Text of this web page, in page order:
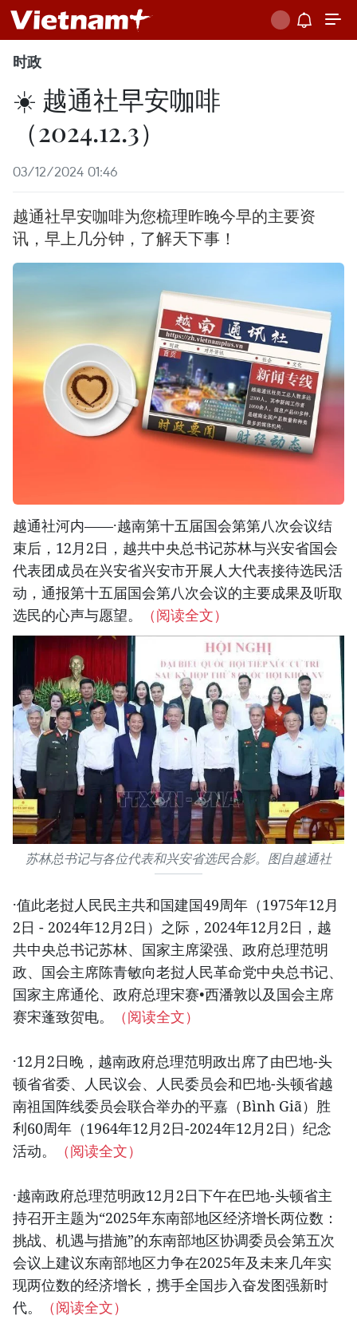
时政
☀️ 越通社早安咖啡
（2024.12.3）
03/12/2024 01:46
越通社早安咖啡为您梳理昨晚今早的主要资
讯，早上几分钟，了解天下事！
越通社河内——·越南第十五届国会第第八次会议结
束后，12月2日，越共中央总书记苏林与兴安省国会
代表团成员在兴安省兴安市开展人大代表接待选民活
动，通报第十五届国会第八次会议的主要成果及听取
选民的心声与愿望。
（阅读全文）
苏林总书记与各位代表和兴安省选民合影。图自越通社
·值此老挝人民民主共和国建国49周年（1975年12月
2日 - 2024年12月2日）之际，2024年12月2日，越
共中央总书记苏林、国家主席梁强、政府总理范明
政、国会主席陈青敏向老挝人民革命党中央总书记、
国家主席通伦、政府总理宋赛•西潘敦以及国会主席
赛宋蓬致贺电。
（阅读全文）
·12月2日晚，越南政府总理范明政出席了由巴地-头
顿省省委、人民议会、人民委员会和巴地-头顿省越
南祖国阵线委员会联合举办的平嘉（Bình Giã）胜
利60周年（1964年12月2日-2024年12月2日）纪念
活动。
（阅读全文）
·越南政府总理范明政12月2日下午在巴地-头顿省主
持召开主题为“2025年东南部地区经济增长两位数：
挑战、机遇与措施”的东南部地区协调委员会第五次
会议上建议东南部地区力争在2025年及未来几年实
现两位数的经济增长，携手全国步入奋发图强新时
代。
（阅读全文）